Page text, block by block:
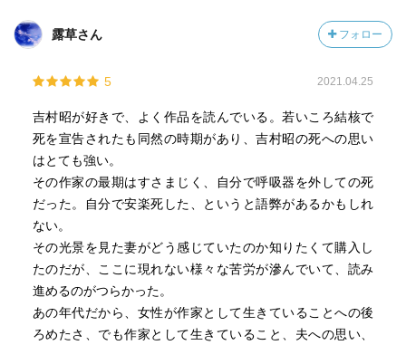
露草さん フォロー
5 2021.04.25
吉村昭が好きで、よく作品を読んでいる。若いころ結核で
死を宣告されたも同然の時期があり、吉村昭の死への思い
はとても強い。
その作家の最期はすさまじく、自分で呼吸器を外しての死
だった。自分で安楽死した、というと語弊があるかもしれ
ない。
その光景を見た妻がどう感じていたのか知りたくて購入し
たのだが、ここに現れない様々な苦労が滲んでいて、読み
進めるのがつらかった。
あの年代だから、女性が作家として生きていることへの後
ろめたさ、でも作家として生きていること、夫への思い、